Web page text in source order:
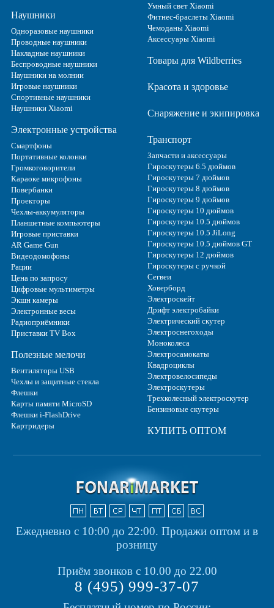
Наушники
Одноразовые наушники
Проводные наушники
Накладные наушники
Беспроводные наушники
Наушники на молнии
Игровые наушники
Спортивные наушники
Наушники Xiaomi
Электронные устройства
Смартфоны
Портативные колонки
Громкоговорители
Караоке микрофоны
Повербанки
Проекторы
Чехлы-аккумуляторы
Планшетные компьютеры
Игровые приставки
AR Game Gun
Видеодомофоны
Рации
Цена по запросу
Цифровые мультиметры
Экшн камеры
Электронные весы
Радиоприёмники
Приставки TV Box
Полезные мелочи
Вентиляторы USB
Чехлы и защитные стекла
Флешки
Карты памяти MicroSD
Флешки i-FlashDrive
Картридеры
Умный свет Xiaomi
Фитнес-браслеты Xiaomi
Чемоданы Xiaomi
Аксессуары Xiaomi
Товары для Wildberries
Красота и здоровье
Снаряжение и экипировка
Транспорт
Запчасти и аксессуары
Гироскутеры 6.5 дюймов
Гироскутеры 7 дюймов
Гироскутеры 8 дюймов
Гироскутеры 9 дюймов
Гироскутеры 10 дюймов
Гироскутеры 10.5 дюймов
Гироскутеры 10.5 JiLong
Гироскутеры 10.5 дюймов GT
Гироскутеры 12 дюймов
Гироскутеры с ручкой
Сегвеи
Ховерборд
Электроскейт
Дрифт электробайки
Электрический скутер
Электроснегоходы
Моноколеса
Электросамокаты
Квадроциклы
Электровелосипеды
Электроскутеры
Трехколесный электроскутер
Бензиновые скутеры
КУПИТЬ ОПТОМ
Ежедневно с 10:00 до 22:00. Продажи оптом и в
розницу
Приём звонков с 10.00 до 22.00
8 (495) 999-37-07